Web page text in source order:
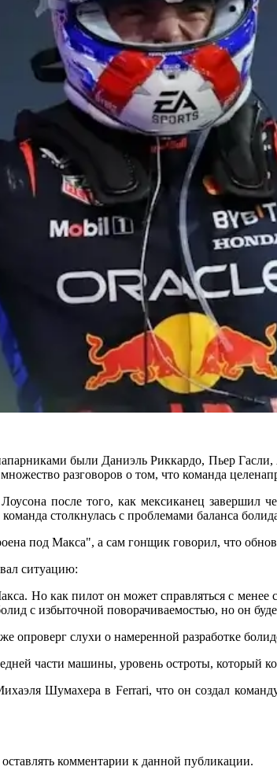
были Даниэль Риккардо, Пьер
разговоров о том, что команда
после того, как мексиканец завершил
столкнулась с проблемами баланса
под Макса", а сам гонщик говорил, что
ситуацию:
Но как пилот он может справляться с
с избыточной поворачиваемостью, но он
слухи о намеренной разработке
части машины, уровень остроты, который
Шумахера в Ferrari, что он создал
комментарии к данной публикации.